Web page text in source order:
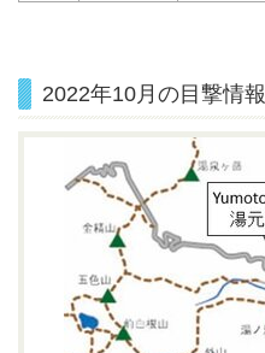
2022年10月の目撃情報